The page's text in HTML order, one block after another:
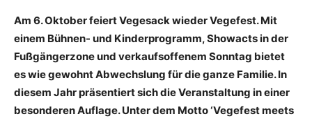
Am 6. Oktober feiert Vegesack wieder Vegefest. Mit
einem Bühnen- und Kinderprogramm, Showacts in der
Fußgängerzone und verkaufsoffenem Sonntag bietet
es wie gewohnt Abwechslung für die ganze Familie. In
diesem Jahr präsentiert sich die Veranstaltung in einer
besonderen Auflage. Unter dem Motto ‘Vegefest meets